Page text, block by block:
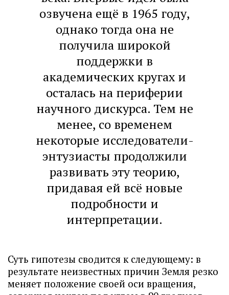
озвучена ещё в 1965 году,
однако тогда она не
получила широкой
поддержки в
академических кругах и
осталась на периферии
научного дискурса. Тем не
менее, со временем
некоторые исследователи-
энтузиасты продолжили
развивать эту теорию,
придавая ей всё новые
подробности и
интерпретации.
Суть гипотезы сводится к следующему: в
результате неизвестных причин Земля резко
меняет положение своей оси вращения,